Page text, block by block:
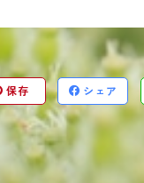
保存 シェア